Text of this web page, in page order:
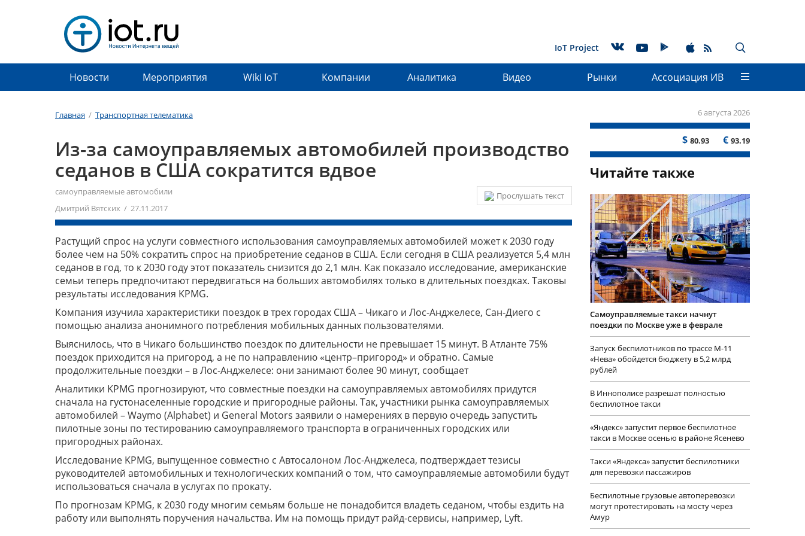
IoT Project
Новости Мероприятия Wiki IoT Компании Аналитика Видео Рынки Ассоциация ИВ
Главная / Транспортная телематика 6 августа 2026
$ 80.93 € 93.19
Из-за самоуправляемых автомобилей производство
седанов в США сократится вдвое
Прослушать текст
самоуправляемые автомобили
Дмитрий Вятских / 27.11.2017
Растущий спрос на услуги совместного использования самоуправляемых автомобилей может к 2030 году
более чем на 50% сократить спрос на приобретение седанов в США. Если сегодня в США реализуется 5,4 млн
седанов в год, то к 2030 году этот показатель снизится до 2,1 млн. Как показало исследование, американские
семьи теперь предпочитают передвигаться на больших автомобилях только в длительных поездках. Таковы
результаты исследования KPMG.
Компания изучила характеристики поездок в трех городах США – Чикаго и Лос-Анджелесе, Сан-Диего с
помощью анализа анонимного потребления мобильных данных пользователями.
Выяснилось, что в Чикаго большинство поездок по длительности не превышает 15 минут. В Атланте 75%
поездок приходится на пригород, а не по направлению «центр–пригород» и обратно. Самые
продолжительные поездки – в Лос-Анджелесе: они занимают более 90 минут, сообщает
Аналитики KPMG прогнозируют, что совместные поездки на самоуправляемых автомобилях придутся
сначала на густонаселенные городские и пригородные районы. Так, участники рынка самоуправляемых
автомобилей – Waymo (Alphabet) и General Motors заявили о намерениях в первую очередь запустить
пилотные зоны по тестированию самоуправляемого транспорта в ограниченных городских или
пригородных районах.
Исследование KPMG, выпущенное совместно с Автосалоном Лос-Анджелеса, подтверждает тезисы
руководителей автомобильных и технологических компаний о том, что самоуправляемые автомобили будут
использоваться сначала в услугах по прокату.
По прогнозам KPMG, к 2030 году многим семьям больше не понадобится владеть седаном, чтобы ездить на
работу или выполнять поручения начальства. Им на помощь придут райд-сервисы, например, Lyft.
Читайте также
Самоуправляемые такси начнут
поездки по Москве уже в феврале
Запуск беспилотников по трассе М-11
«Нева» обойдется бюджету в 5,2 млрд
рублей
В Иннополисе разрешат полностью
беспилотное такси
«Яндекс» запустит первое беспилотное
такси в Москве осенью в районе Ясенево
Такси «Яндекса» запустит беспилотники
для перевозки пассажиров
Беспилотные грузовые автоперевозки
могут протестировать на мосту через
Амур